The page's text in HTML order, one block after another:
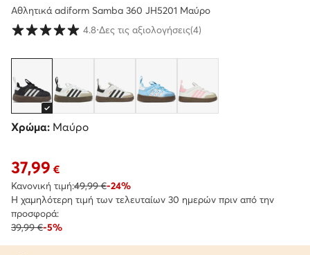
Αθλητικά adiform Samba 360 JH5201 Μαύρο
Βαθμολογία πελατών σε κλίμακα 1 έως 5
4.8⋅Δες τις αξιολογήσεις(4)
Χρώμα: Μαύρο
Τρέχουσα τιμή 37,99 €
37,99 €
Κανονική τιμή:49,99 €-24%
Η χαμηλότερη τιμή των τελευταίων 30 ημερών πριν από την
προσφορά:
39,99 €-5%